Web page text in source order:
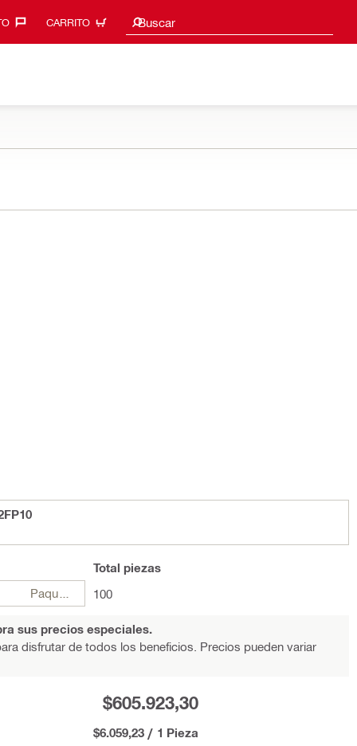
CARRITO Buscar
Sugerencias de búsqueda
Paquetes
Total piezas
100
sus precios especiales.
disfrutar de todos los beneficios. Precios pueden variar
$605.923,30
$6.059,23 / 1 Pieza